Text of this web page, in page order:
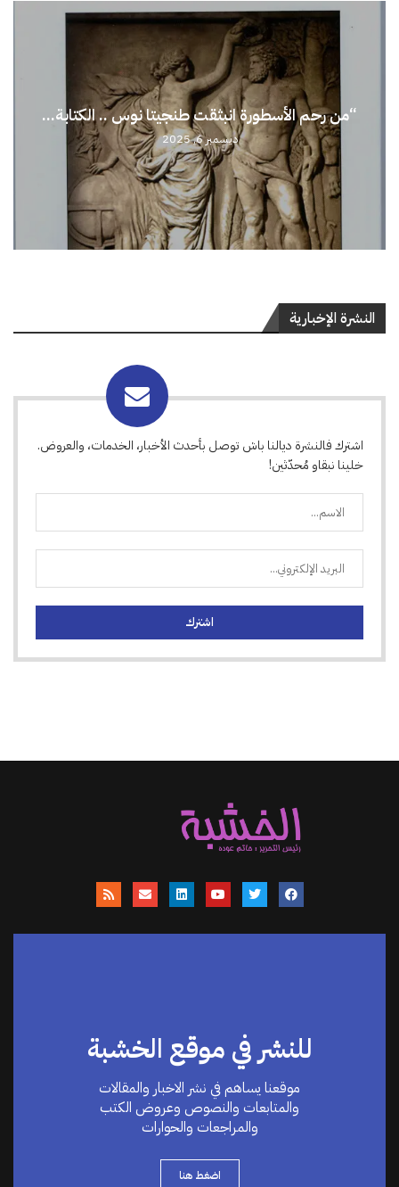
“من رحم الأسطورة انبثقت طنجيتا نوس .. الكتابة...
ديسمبر 6, 2025
النشرة الإخبارية
اشترك فالنشرة ديالنا باش توصل بأحدث الأخبار، الخدمات، والعروض.
خلينا نبقاو مُحدّثين!
للنشر في موقع الخشبة
موقعنا يساهم في نشر الاخبار والمقالات
والمتابعات والنصوص وعروض الكتب
والمراجعات والحوارات
اضغط هنا